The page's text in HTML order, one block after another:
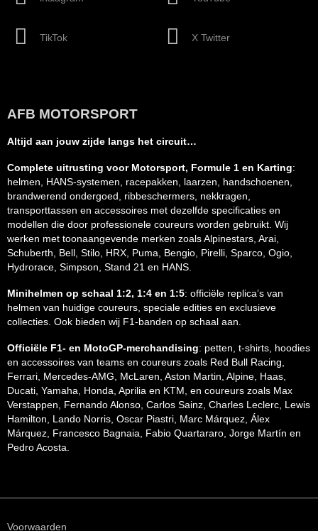
TikTok X Twitter
AFB MOTORSPORT
Altijd aan jouw zijde langs het circuit…
Complete uitrusting voor Motorsport, Formule 1 en Karting:
helmen, HANS-systemen, racepakken, laarzen, handschoenen,
brandwerend ondergoed, ribbeschermers, nekkragen,
transporttassen en accessoires met dezelfde specificaties en
modellen die door professionele coureurs worden gebruikt. Wij
werken met toonaangevende merken zoals Alpinestars, Arai,
Schuberth, Bell, Stilo, HRX, Puma, Bengio, Pirelli, Sparco, Ogio,
Hydrorace, Simpson, Stand 21 en HANS.
Minihelmen op schaal 1:2, 1:4 en 1:5: officiële replica’s van
helmen van huidige coureurs, speciale edities en exclusieve
collecties. Ook bieden wij F1-banden op schaal aan.
Officiële F1- en MotoGP-merchandising: petten, t-shirts, hoodies
en accessoires van teams en coureurs zoals Red Bull Racing,
Ferrari, Mercedes-AMG, McLaren, Aston Martin, Alpine, Haas,
Ducati, Yamaha, Honda, Aprilia en KTM, en coureurs zoals Max
Verstappen, Fernando Alonso, Carlos Sainz, Charles Leclerc, Lewis
Hamilton, Lando Norris, Oscar Piastri, Marc Márquez, Álex
Márquez, Francesco Bagnaia, Fabio Quartararo, Jorge Martín en
Pedro Acosta.
Voorwaarden